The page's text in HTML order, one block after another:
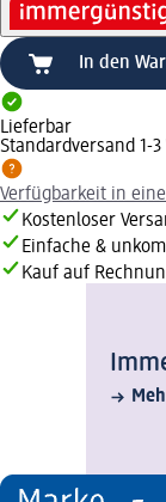
In den
Lieferbar
Standardversand 1-
Verfügbarkeit in
Kostenloser
Einfache &
Kauf auf